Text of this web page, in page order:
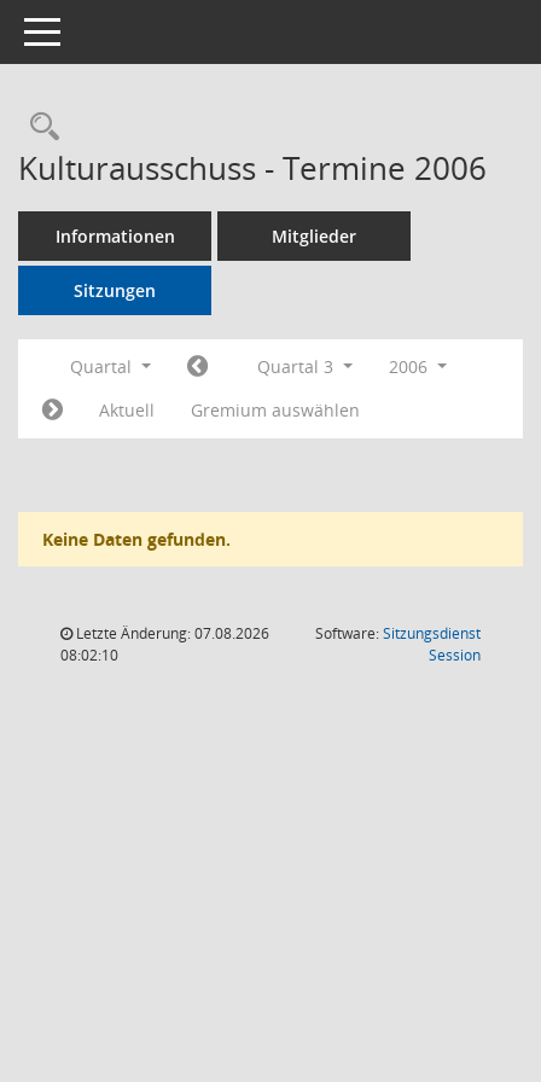
Toggle navigation
Rechercheauswahl
Kulturausschuss - Termine 2006
Informationen Mitglieder
Sitzungen
Quartal Quartal 3
2006
Aktuell
Gremium auswählen
Keine Daten gefunden.
Letzte Änderung: 07.08.2026
08:02:10
Software:Sitzungsdienst
Session(Wird in